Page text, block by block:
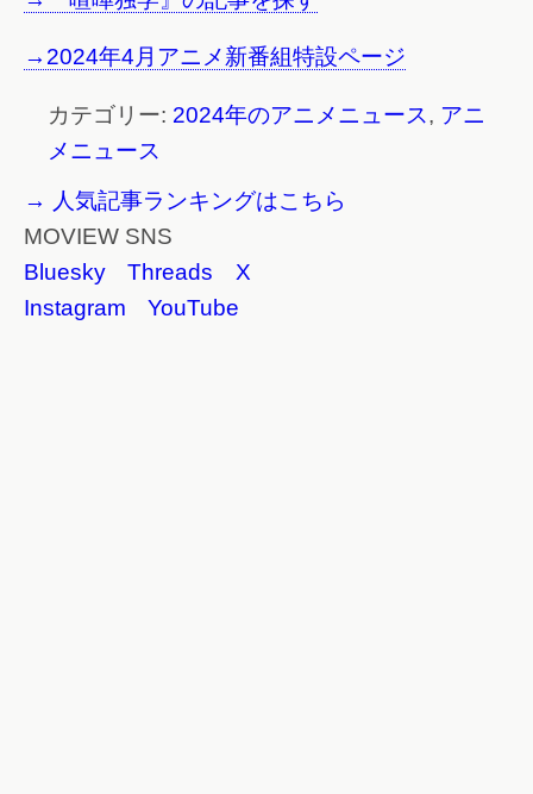
→2024年4月アニメ新番組特設ページ
カテゴリー: 2024年のアニメニュース, アニ
メニュース
→ 人気記事ランキングはこちら
MOVIEW SNS
Bluesky
Threads
X
Instagram
YouTube